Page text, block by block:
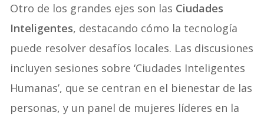
Otro de los grandes ejes son las Ciudades
Inteligentes, destacando cómo la tecnología
puede resolver desafíos locales. Las discusiones
incluyen sesiones sobre ‘Ciudades Inteligentes
Humanas’, que se centran en el bienestar de las
personas, y un panel de mujeres líderes en la